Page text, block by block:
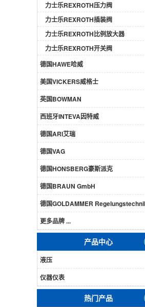
力士乐REXROTH压力阀
力士乐REXROTH插装阀
力士乐REXROTH比例放大器
力士乐REXROTH开关阀
德国HAWE哈威
美国VICKERS威格士
英国BOWMAN
西班牙INTEVA因特威
德国ARI艾瑞
德国VAG
德国HONSBERG豪斯派克
德国BRAUN GmbH
更多品牌 ...
产品中心
液压
仪器仪表
热门产品